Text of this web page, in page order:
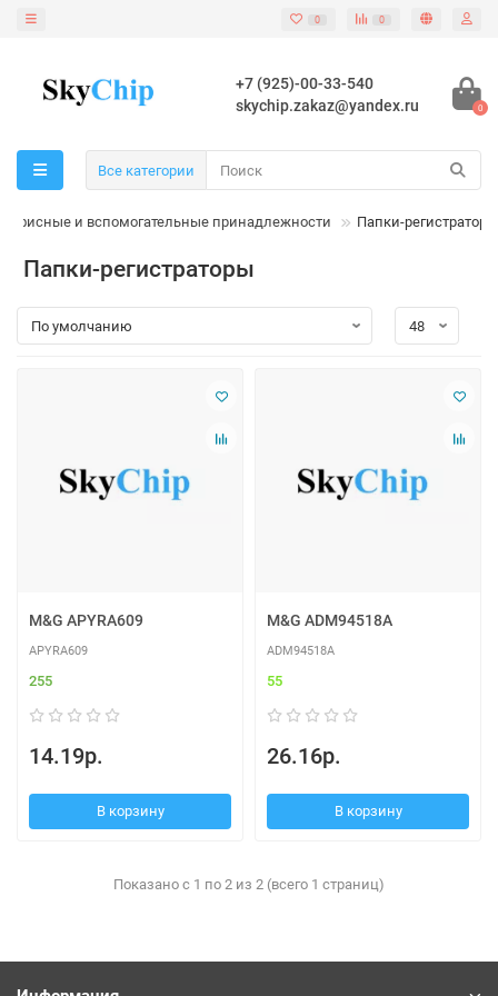
0 0
+7 (925)-00-33-540
skychip.zakaz@yandex.ru
0
Все категории
Офисные и вспомогательные принадлежности Папки-регистраторы
Папки-регистраторы
M&G APYRA609
APYRA609
255
14.19р.
В корзину
M&G ADM94518A
ADM94518A
55
26.16р.
В корзину
Показано с 1 по 2 из 2 (всего 1 страниц)